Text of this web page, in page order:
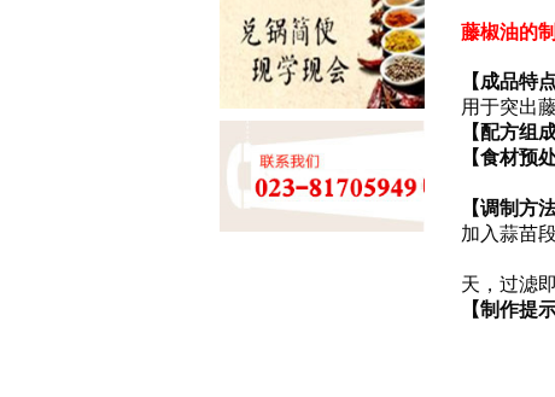
藤椒油的
【成品特点
用于突出
【配方组成
【食材预
②洋葱
【调制方法
加入蒜苗
②将油锅
天，过滤
【制作提示
②调制时
③因为藤